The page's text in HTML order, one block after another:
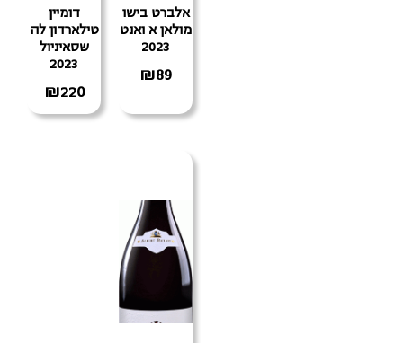
אלברט בישו
מולאן א ואנט
2023
₪89
דומיין
טילארדון לה
שסאיניול
2023
₪220